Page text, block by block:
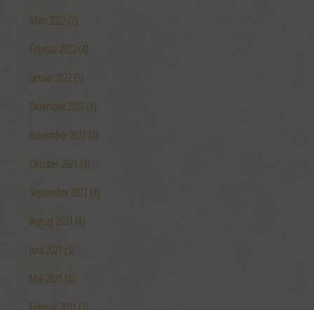
März 2022 (2)
Februar 2022 (4)
Januar 2022 (5)
Dezember 2021 (3)
November 2021 (4)
Oktober 2021 (4)
September 2021 (4)
August 2021 (4)
Juni 2021 (3)
Mai 2021 (4)